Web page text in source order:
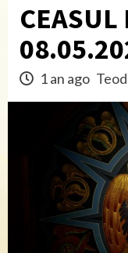
CEASUL
1 an ago